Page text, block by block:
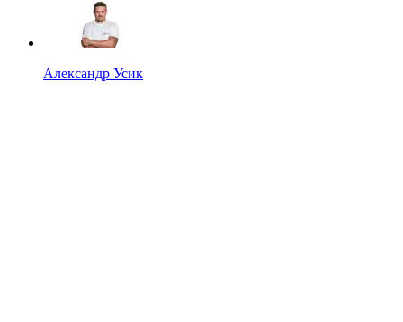
Александр Усик